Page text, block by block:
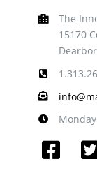
The
15170